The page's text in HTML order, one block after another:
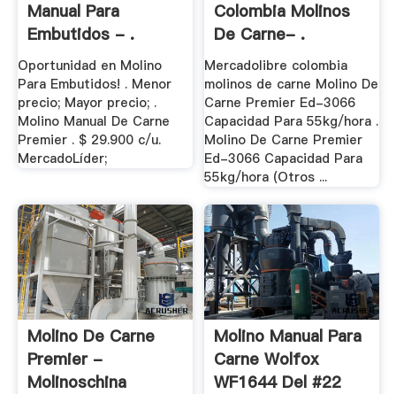
Manual Para
Embutidos - .
Oportunidad en Molino
Para Embutidos! . Menor
precio; Mayor precio; .
Molino Manual De Carne
Premier . $ 29.900 c/u.
MercadoLíder;
Colombia Molinos
De Carne- .
Mercadolibre colombia
molinos de carne Molino De
Carne Premier Ed-3066
Capacidad Para 55kg/hora .
Molino De Carne Premier
Ed-3066 Capacidad Para
55kg/hora (Otros ...
Molino De Carne
Premier -
Molinoschina
Molino Manual Para
Carne Wolfox
WF1644 Del #22